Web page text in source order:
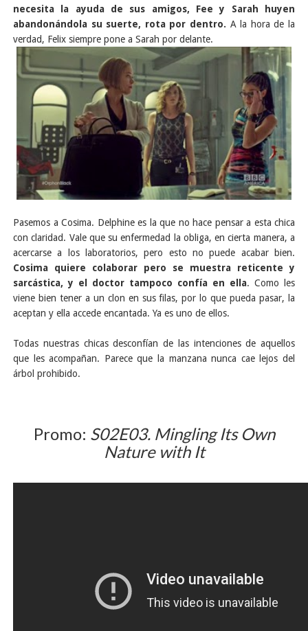
necesita la ayuda de sus amigos, Fee y Sarah huyen
abandonándola su suerte, rota por dentro. A la hora de la
verdad, Felix siempre pone a Sarah por delante.
Pasemos a Cosima. Delphine es la que no hace pensar a esta chica
con claridad. Vale que su enfermedad la obliga, en cierta manera, a
acercarse a los laboratorios, pero esto no puede acabar bien.
Cosima quiere colaborar pero se muestra reticente y
sarcástica, y el doctor tampoco confía en ella. Como les
viene bien tener a un clon en sus filas, por lo que pueda pasar, la
aceptan y ella accede encantada. Ya es uno de ellos.
Todas nuestras chicas desconfían de las intenciones de aquellos
que les acompañan. Parece que la manzana nunca cae lejos del
árbol prohibido.
Promo: S02E03. Mingling Its Own
Nature with It